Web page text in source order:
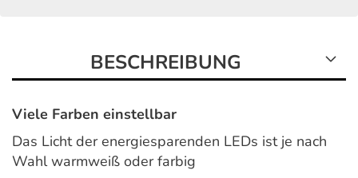
BESCHREIBUNG
Viele Farben einstellbar
Das Licht der energiesparenden LEDs ist je nach
Wahl warmweiß oder farbig